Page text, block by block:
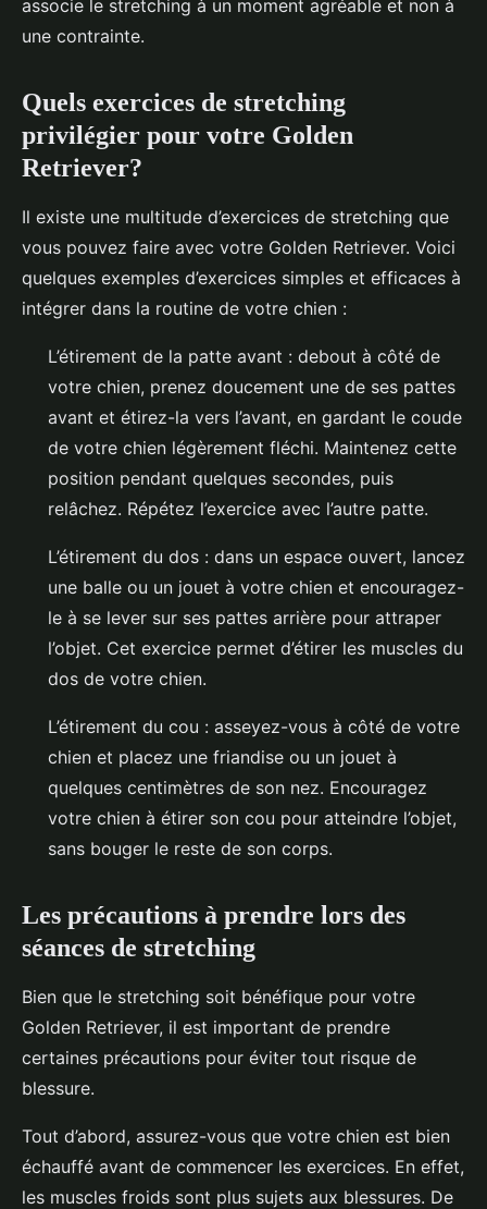
associe le stretching à un moment agréable et non à
une contrainte.
Quels exercices de stretching
privilégier pour votre Golden
Retriever?
Il existe une multitude d’exercices de stretching que
vous pouvez faire avec votre Golden Retriever. Voici
quelques exemples d’exercices simples et efficaces à
intégrer dans la routine de votre chien :
L’étirement de la patte avant : debout à côté de
votre chien, prenez doucement une de ses pattes
avant et étirez-la vers l’avant, en gardant le coude
de votre chien légèrement fléchi. Maintenez cette
position pendant quelques secondes, puis
relâchez. Répétez l’exercice avec l’autre patte.
L’étirement du dos : dans un espace ouvert, lancez
une balle ou un jouet à votre chien et encouragez-
le à se lever sur ses pattes arrière pour attraper
l’objet. Cet exercice permet d’étirer les muscles du
dos de votre chien.
L’étirement du cou : asseyez-vous à côté de votre
chien et placez une friandise ou un jouet à
quelques centimètres de son nez. Encouragez
votre chien à étirer son cou pour atteindre l’objet,
sans bouger le reste de son corps.
Les précautions à prendre lors des
séances de stretching
Bien que le stretching soit bénéfique pour votre
Golden Retriever, il est important de prendre
certaines précautions pour éviter tout risque de
blessure.
Tout d’abord, assurez-vous que votre chien est bien
échauffé avant de commencer les exercices. En effet,
les muscles froids sont plus sujets aux blessures. De